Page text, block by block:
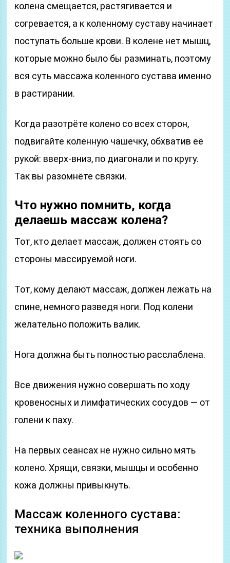
колена смещается, растягивается и
согревается, а к коленному суставу начинает
поступать больше крови. В колене нет мышц,
которые можно было бы разминать, поэтому
вся суть массажа коленного сустава именно
в растирании.
Когда разотрёте колено со всех сторон,
подвигайте коленную чашечку, обхватив её
рукой: вверх-вниз, по диагонали и по кругу.
Так вы разомнёте связки.
Что нужно помнить, когда
делаешь массаж колена?
Тот, кто делает массаж, должен стоять со
стороны массируемой ноги.
Тот, кому делают массаж, должен лежать на
спине, немного разведя ноги. Под колени
желательно положить валик.
Нога должна быть полностью расслаблена.
Все движения нужно совершать по ходу
кровеносных и лимфатических сосудов — от
голени к паху.
На первых сеансах не нужно сильно мять
колено. Хрящи, связки, мышцы и особенно
кожа должны привыкнуть.
Массаж коленного сустава:
техника выполнения